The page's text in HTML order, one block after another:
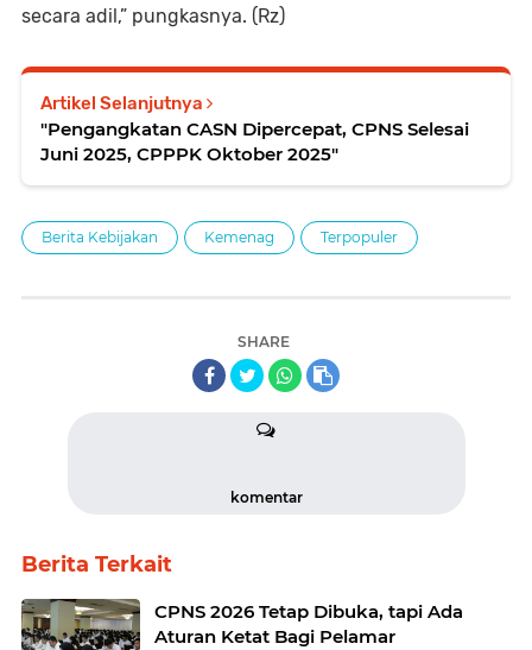
secara adil,” pungkasnya. (Rz)
Artikel Selanjutnya
"Pengangkatan CASN Dipercepat, CPNS Selesai
Juni 2025, CPPPK Oktober 2025"
Berita Kebijakan Kemenag Terpopuler
SHARE
komentar
Berita Terkait
CPNS 2026 Tetap Dibuka, tapi Ada
Aturan Ketat Bagi Pelamar